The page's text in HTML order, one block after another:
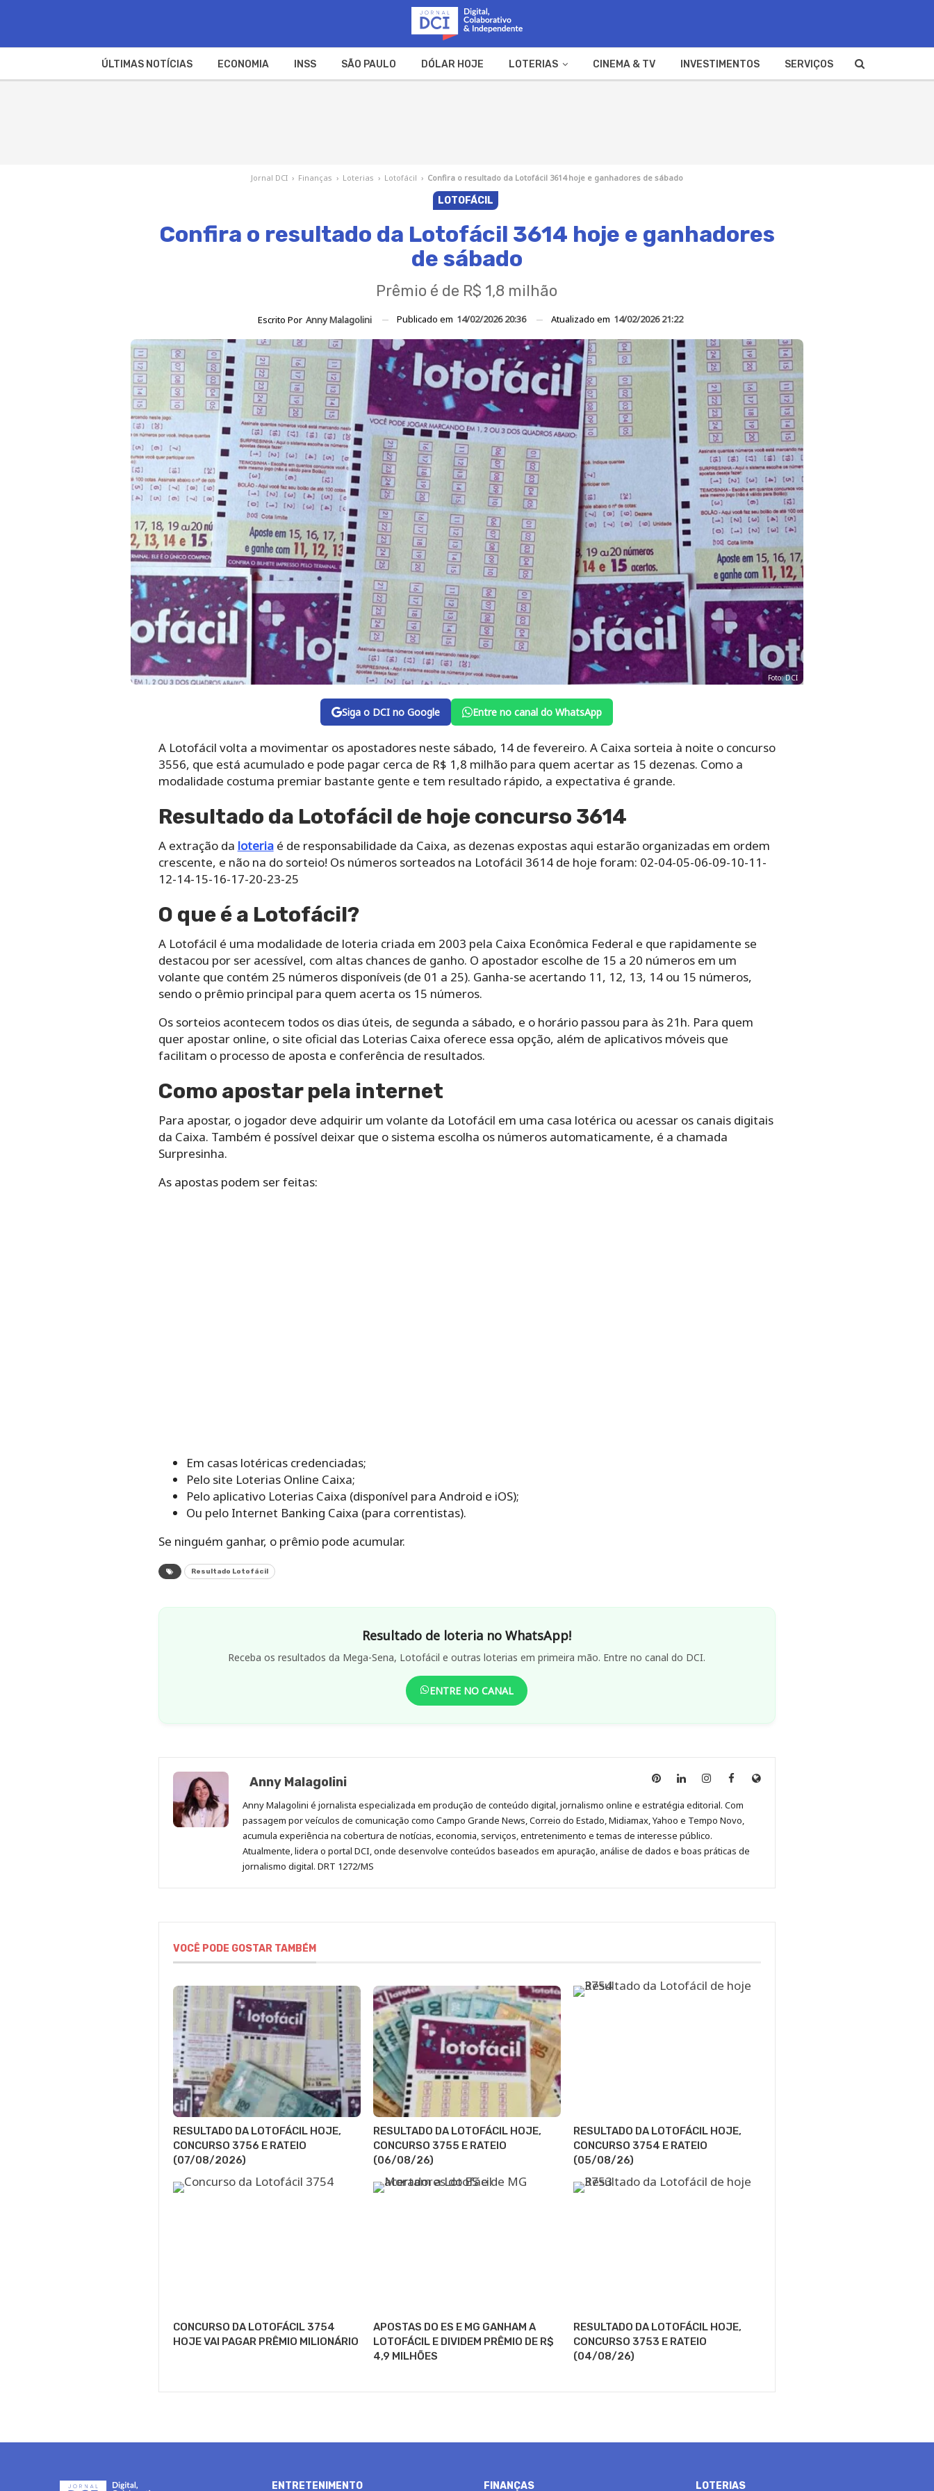
ÚLTIMAS NOTÍCIAS ECONOMIA INSS SÃO PAULO DÓLAR HOJE LOTERIAS CINEMA & TV INVESTIMENTOS SERVIÇOS
Jornal DCI › Finanças › Loterias › Lotofácil › Confira o resultado da Lotofácil 3614 hoje e ganhadores de sábado
LOTOFÁCIL
Confira o resultado da Lotofácil 3614 hoje e ganhadores
de sábado
Prêmio é de R$ 1,8 milhão
Escrito Por Anny Malagolini Publicado em 14/02/2026 20:36 Atualizado em 14/02/2026 21:22
Foto: DCI
Siga o DCI no Google Entre no canal do WhatsApp
A Lotofácil volta a movimentar os apostadores neste sábado, 14 de fevereiro. A Caixa sorteia à noite o concurso
3556, que está acumulado e pode pagar cerca de R$ 1,8 milhão para quem acertar as 15 dezenas. Como a
modalidade costuma premiar bastante gente e tem resultado rápido, a expectativa é grande.
Resultado da Lotofácil de hoje concurso 3614
A extração da loteriaé de responsabilidade da Caixa, as dezenas expostas aqui estarão organizadas em ordem
crescente, e não na do sorteio! Os números sorteados na Lotofácil 3614 de hoje foram: 02-04-05-06-09-10-11-
12-14-15-16-17-20-23-25
O que é a Lotofácil?
A Lotofácil é uma modalidade de loteria criada em 2003 pela Caixa Econômica Federal e que rapidamente se
destacou por ser acessível, com altas chances de ganho. O apostador escolhe de 15 a 20 números em um
volante que contém 25 números disponíveis (de 01 a 25). Ganha-se acertando 11, 12, 13, 14 ou 15 números,
sendo o prêmio principal para quem acerta os 15 números.
Os sorteios acontecem todos os dias úteis, de segunda a sábado, e o horário passou para às 21h. Para quem
quer apostar online, o site oficial das Loterias Caixa oferece essa opção, além de aplicativos móveis que
facilitam o processo de aposta e conferência de resultados.
Como apostar pela internet
Para apostar, o jogador deve adquirir um volante da Lotofácil em uma casa lotérica ou acessar os canais digitais
da Caixa. Também é possível deixar que o sistema escolha os números automaticamente, é a chamada
Surpresinha.
As apostas podem ser feitas:
Em casas lotéricas credenciadas;
Pelo site Loterias Online Caixa;
Pelo aplicativo Loterias Caixa (disponível para Android e iOS);
Ou pelo Internet Banking Caixa (para correntistas).
Se ninguém ganhar, o prêmio pode acumular.
Resultado Lotofácil
Resultado de loteria no WhatsApp!
Receba os resultados da Mega-Sena, Lotofácil e outras loterias em primeira mão. Entre no canal do DCI.
ENTRE NO CANAL
Anny Malagolini
Anny
no
Pinterest
Anny
no
LinkedIn
Anny
no
Instagram
Anny
no
Facebook
Site
Anny Malagolini é jornalista especializada em produção de conteúdo digital, jornalismo online e estratégia editorial. Com
passagem por veículos de comunicação como Campo Grande News, Correio do Estado, Midiamax, Yahoo e Tempo Novo,
acumula experiência na cobertura de notícias, economia, serviços, entretenimento e temas de interesse público.
Atualmente, lidera o portal DCI, onde desenvolve conteúdos baseados em apuração, análise de dados e boas práticas de
jornalismo digital. DRT 1272/MS
VOCÊ PODE GOSTAR TAMBÉM
RESULTADO DA LOTOFÁCIL HOJE,
CONCURSO 3756 E RATEIO
(07/08/2026)
RESULTADO DA LOTOFÁCIL HOJE,
CONCURSO 3755 E RATEIO
(06/08/26)
RESULTADO DA LOTOFÁCIL HOJE,
CONCURSO 3754 E RATEIO
(05/08/26)
CONCURSO DA LOTOFÁCIL 3754
HOJE VAI PAGAR PRÊMIO MILIONÁRIO
APOSTAS DO ES E MG GANHAM A
LOTOFÁCIL E DIVIDEM PRÊMIO DE R$
4,9 MILHÕES
RESULTADO DA LOTOFÁCIL HOJE,
CONCURSO 3753 E RATEIO
(04/08/26)
ENTRETENIMENTO FINANÇAS LOTERIAS